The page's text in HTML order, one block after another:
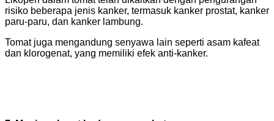
risiko beberapa jenis kanker, termasuk kanker prostat, kanker
paru-paru, dan kanker lambung.
Tomat juga mengandung senyawa lain seperti asam kafeat
dan klorogenat, yang memiliki efek anti-kanker.